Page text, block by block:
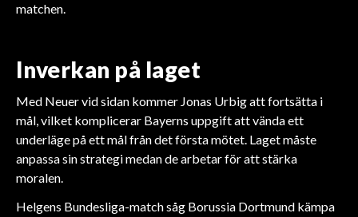
matchen.
Inverkan på laget
Med Neuer vid sidan kommer Jonas Urbig att fortsätta i
mål, vilket komplicerar Bayerns uppgift att vända ett
underläge på ett mål från det första mötet. Laget måste
anpassa sin strategi medan de arbetar för att stärka
moralen.
Helgens Bundesliga-match såg Borussia Dortmund kämpa